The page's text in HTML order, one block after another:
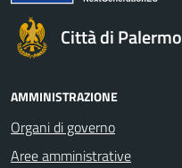
Città di Palermo
AMMINISTRAZIONE
Organi di governo
Aree amministrative